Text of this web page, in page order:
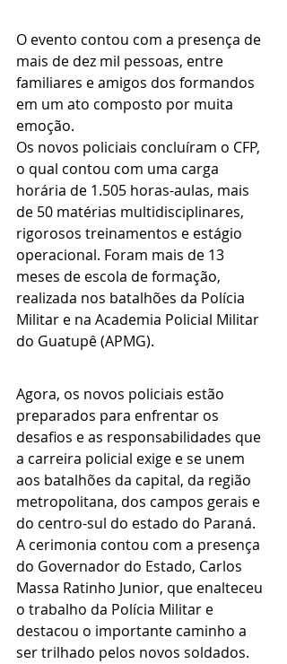
O evento contou com a presença de
mais de dez mil pessoas, entre
familiares e amigos dos formandos
em um ato composto por muita
emoção.
Os novos policiais concluíram o CFP,
o qual contou com uma carga
horária de 1.505 horas-aulas, mais
de 50 matérias multidisciplinares,
rigorosos treinamentos e estágio
operacional. Foram mais de 13
meses de escola de formação,
realizada nos batalhões da Polícia
Militar e na Academia Policial Militar
do Guatupê (APMG).
Agora, os novos policiais estão
preparados para enfrentar os
desafios e as responsabilidades que
a carreira policial exige e se unem
aos batalhões da capital, da região
metropolitana, dos campos gerais e
do centro-sul do estado do Paraná.
A cerimonia contou com a presença
do Governador do Estado, Carlos
Massa Ratinho Junior, que enalteceu
o trabalho da Polícia Militar e
destacou o importante caminho a
ser trilhado pelos novos soldados.